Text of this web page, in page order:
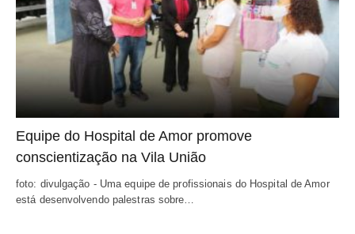
Equipe do Hospital de Amor promove
conscientização na Vila União
foto: divulgação - Uma equipe de profissionais do Hospital de Amor
está desenvolvendo palestras sobre…